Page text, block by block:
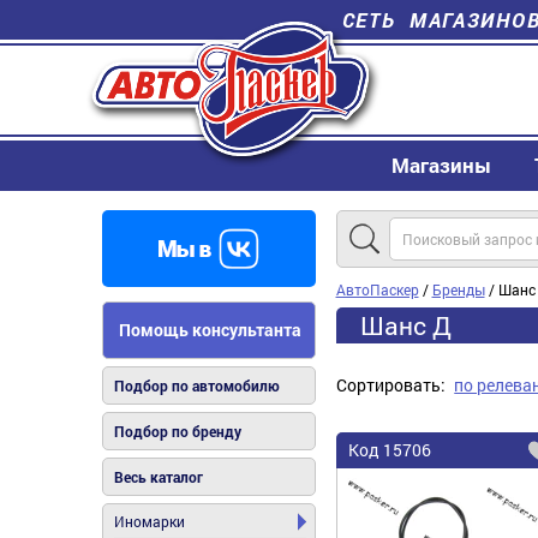
СЕТЬ
Магазины
Помощь консультанта
Подбор по автомобилю
Подбор по бренду
Весь каталог
Иномарки
АвтоПаскер/ Бренды/ Шанс
Шанс Д
Сортировать: по
Код 15706